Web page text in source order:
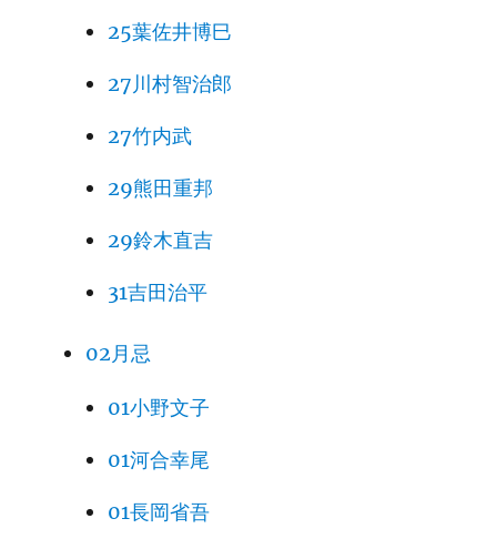
25葉佐井博巳
27川村智治郎
27竹内武
29熊田重邦
29鈴木直吉
31吉田治平
02月忌
01小野文子
01河合幸尾
01長岡省吾